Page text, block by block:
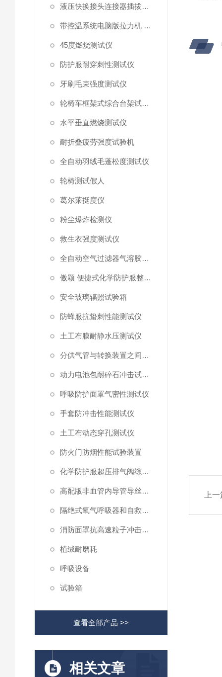
液压快换接头连接器插拔泄漏测试仪
带控温系统电脑版拉力机 统电脑版拉力机
45度燃烧测试仪
防护服耐穿刺性测试仪
牙刷毛束强度测试仪
轮椅车框架式综合台架试验机
水平垂直燃烧测试仪
耐折叠疲劳强度试验机
全自动羽绒毛蓬松度测试仪
轮椅测试假人
葛尔莱挺度仪
粉尘爆炸检测仪
救生衣强度测试仪
全自动空气过滤器气溶胶细菌截留测试仪
傲颖 便捷式化学防护服整体气密性测试仪
安全玻璃辐照试验箱
防蜂服抗蛰刺性能测试仪
土工布膜耐静水压测试仪
分供气管与转换装置之间连接强度试验机
动力电池包耐碎石冲击试验机
呼吸防护面罩气密性测试仪
手套防冲击性能测试仪
土工布动态穿孔测试仪
防火门防烟性能试验装置
化学防护服超压排气阀综合性测试仪
高配版非血管内导管导丝滑动性能测试仪
隔绝式氧气呼吸器和自救器二氧化碳吸收率及水分含量测试仪
消防面罩抗高速粒子冲击试验机
植绒耐磨耗
呼吸设备
试验箱
查看全部产品 >>
相关文章
上